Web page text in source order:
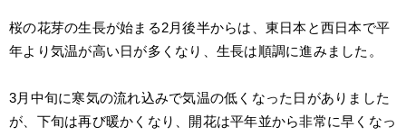
桜の花芽の生長が始まる2月後半からは、東日本と西日本で平
年より気温が高い日が多くなり、生長は順調に進みました。
3月中旬に寒気の流れ込みで気温の低くなった日がありました
が、下旬は再び暖かくなり、開花は平年並から非常に早くなっ